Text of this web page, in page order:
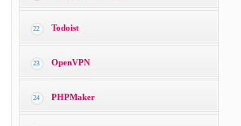
22 Todoist
23 OpenVPN
24 PHPMaker